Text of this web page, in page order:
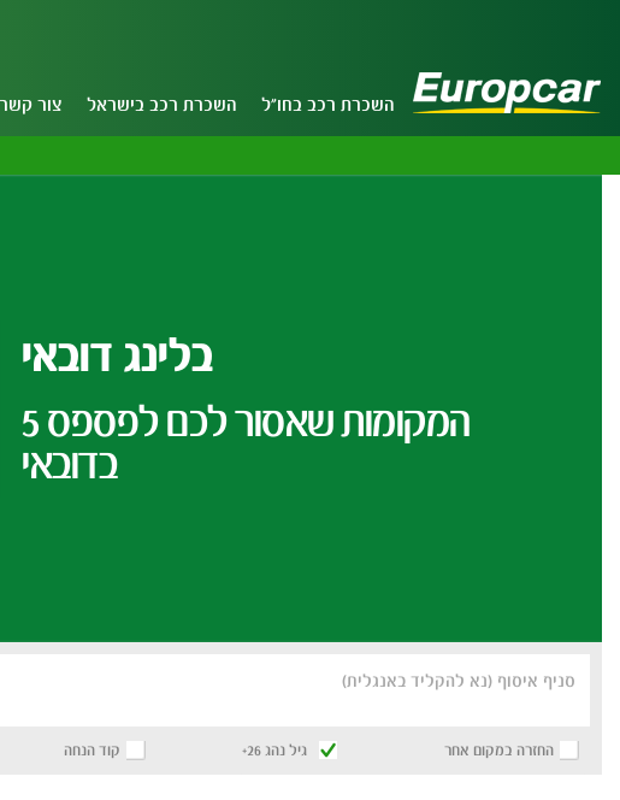
השכרת רכב בחו"ל השכרת רכב בישראל צור קשר
בלינג דובאי
5 המקומות שאסור לכם לפספס
בדובאי
סניף איסוף (נא להקליד באנגלית)
החזרה במקום אחר גיל נהג 26+ קוד הנחה